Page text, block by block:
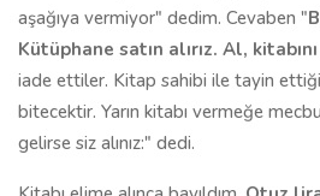
aşağıya vermiyor" dedim. Cevaben "
Kütüphane satın alırız. Al,
iade ettiler. Kitap sahibi ile tayin
bitecektir. Yarın kitabı vermeğe
gelirse siz alınız:" dedi.